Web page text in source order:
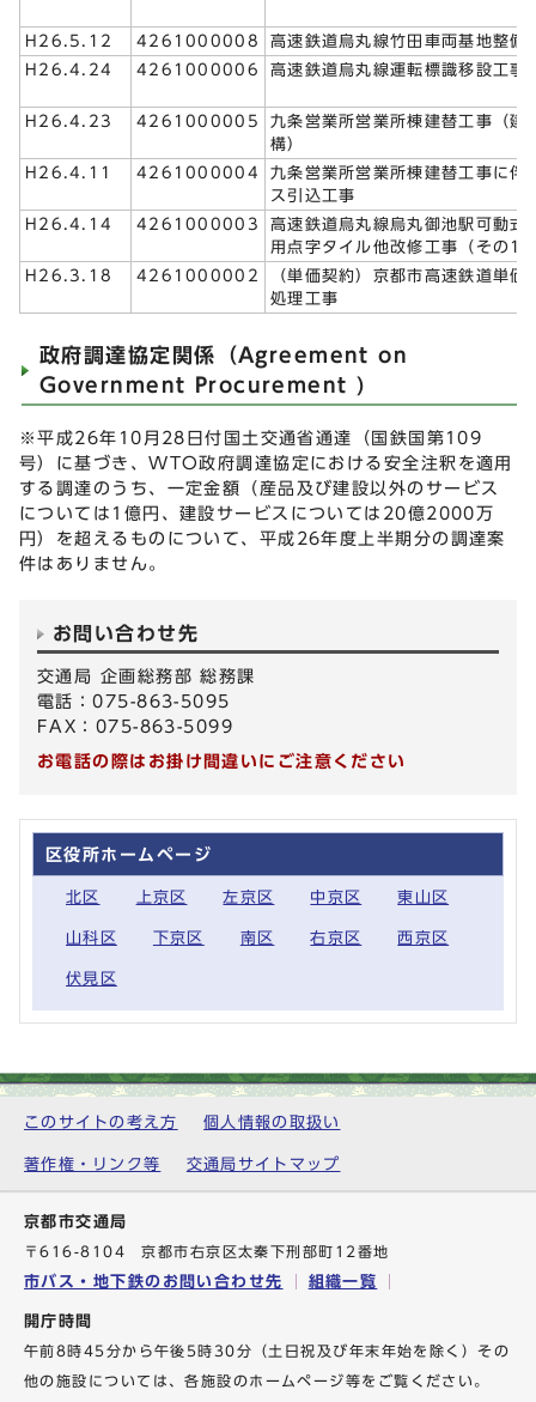
H26.5.12 4261000008
高速鉄道烏丸線竹田車両基地整備
H26.4.24
4261000006 高速鉄道烏丸線運転標識移設工事
H26.4.23 4261000005
九条営業所営業所棟建替工事（建
構）
H26.4.11
4261000004
九条営業所営業所棟建替工事に伴
ス引込工事
H26.4.14
4261000003
高速鉄道烏丸線烏丸御池駅可動式
用点字タイル他改修工事（その1
H26.3.18
4261000002
（単価契約）京都市高速鉄道単価
処理工事
政府調達協定関係（Agreement on
Government Procurement )
※平成26年10月28日付国土交通省通達（国鉄国第109
号）に基づき、WTO政府調達協定における安全注釈を適用
する調達のうち、一定金額（産品及び建設以外のサービス
については1億円、建設サービスについては20億2000万
円）を超えるものについて、平成26年度上半期分の調達案
件はありません。
お問い合わせ先
交通局 企画総務部 総務課
電話：075-863-5095
FAX：075-863-5099
お電話の際はお掛け間違いにご注意ください
区役所ホームページ
北区 上京区 左京区 中京区 東山区
山科区 下京区 南区 右京区 西京区
伏見区
このサイトの考え方 個人情報の取扱い
著作権・リンク等 交通局サイトマップ
京都市交通局
〒616-8104 京都市右京区太秦下刑部町12番地
市バス・地下鉄のお問い合わせ先 組織一覧
開庁時間
午前8時45分から午後5時30分（土日祝及び年末年始を除く）その
他の施設については、各施設のホームページ等をご覧ください。